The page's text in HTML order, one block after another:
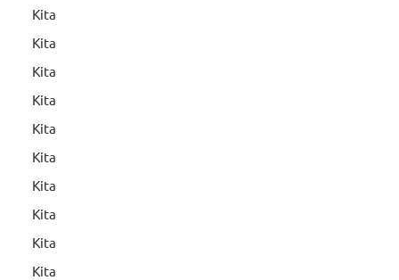
Kita
Kita
Kita
Kita
Kita
Kita
Kita
Kita
Kita
Kita